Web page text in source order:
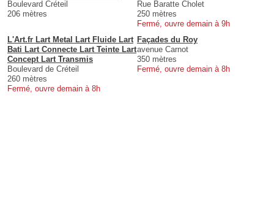
Boulevard Créteil
206 mètres
Rue Baratte Cholet
250 mètres
Fermé, ouvre demain à 9h
L'Art.fr Lart Metal Lart Fluide Lart
Bati Lart Connecte Lart Teinte Lart
Concept Lart Transmis
Boulevard de Créteil
260 mètres
Fermé, ouvre demain à 8h
Façades du Roy
avenue Carnot
350 mètres
Fermé, ouvre demain à 8h